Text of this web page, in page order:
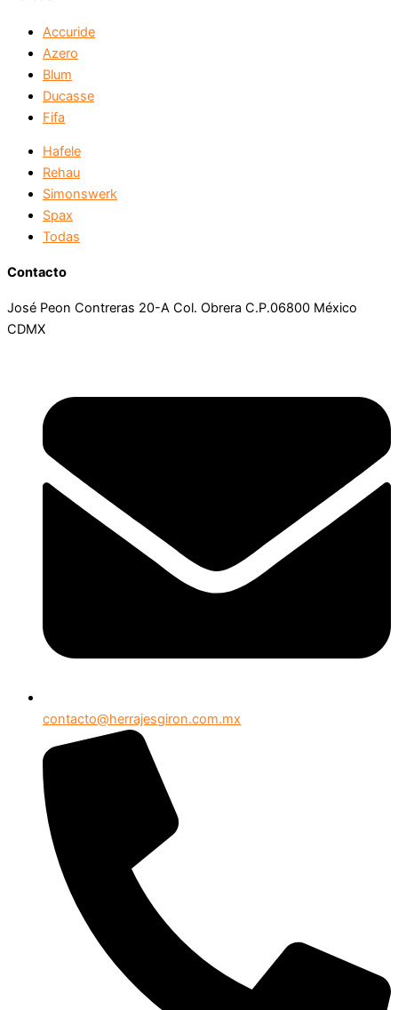
Accuride
Azero
Blum
Ducasse
Fifa
Hafele
Rehau
Simonswerk
Spax
Todas
Contacto
José Peon Contreras 20-A Col. Obrera C.P.06800 México
CDMX
contacto@herrajesgiron.com.mx